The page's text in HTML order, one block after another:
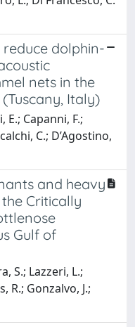
dolphin-
nets in the
Italy)
E.; Capanni, F.;
C.; D’Agostino,
and heavy
Critically
Gulf of
S.; Lazzeri, L.;
R.; Gonzalvo, J.;